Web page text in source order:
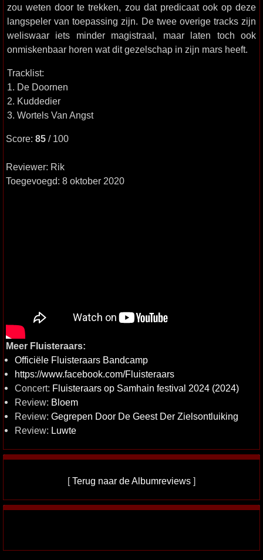
zou weten door te trekken, zou dat predicaat ook op deze
langspeler van toepassing zijn. De twee overige tracks zijn
weliswaar iets minder magistraal, maar laten toch ook
onmiskenbaar horen wat dit gezelschap in zijn mars heeft.
Tracklist:
1. De Doornen
2. Kuddedier
3. Wortels Van Angst
Score: 85 / 100
Reviewer: Rik
Toegevoegd: 8 oktober 2020
Meer Fluisteraars:
Officiële Fluisteraars Bandcamp
https://www.facebook.com/Fluisteraars
Concert: Fluisteraars op Samhain festival 2024 (2024)
Review: Bloem
Review: Gegrepen Door De Geest Der Zielsontluiking
Review: Luwte
[Terug naar de Albumreviews ]